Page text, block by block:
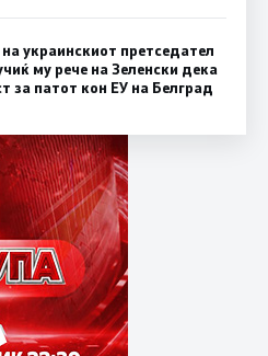
украинскиот претседател
му рече на Зеленски дека
за патот кон ЕУ на Белград